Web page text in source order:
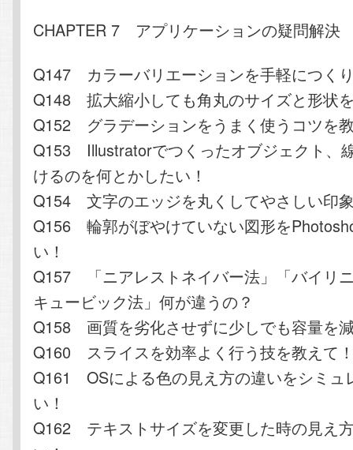
CHAPTER 7 アプリケーションの疑問解決
Q147 カラーバリエーションを手軽につく
Q148 拡大縮小しても角丸のサイズと形状
Q152 グラデーションをうまく使うコツを
Q153 Illustratorでつくったオブジェクト、
けるのを何とかしたい！
Q154 文字のエッジを丸くしてやさしい印
Q156 輪郭がぼやけていない図形を
い！
Q157 「ニアレストネイバー法」「バイリ
キュービック法」何が違うの？
Q158 画質を劣化させずに少しでも容量を
Q160 スライスを効率よく行う技を教えて
Q161 OSによる色の見え方の違いをシミュ
い！
Q162 テキストサイズを変更した時の見え